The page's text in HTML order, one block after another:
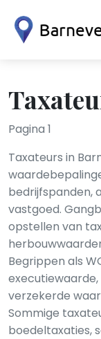
Pagina 1
Taxateurs in
bedrijfspanden,
vastgoed.
opstellen van
Begrippen als
verzekerde
Sommige
boedeltaxaties,